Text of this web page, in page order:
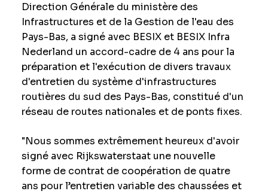
Direction Générale du ministère des
Infrastructures et de la Gestion de l'eau des
Pays-Bas, a signé avec BESIX et BESIX Infra
Nederland un accord-cadre de 4 ans pour la
préparation et l'exécution de divers travaux
d'entretien du système d'infrastructures
routières du sud des Pays-Bas, constitué d'un
réseau de routes nationales et de ponts fixes.
"Nous sommes extrêmement heureux d'avoir
signé avec Rijkswaterstaat une nouvelle
forme de contrat de coopération de quatre
ans pour l’entretien variable des chaussées et